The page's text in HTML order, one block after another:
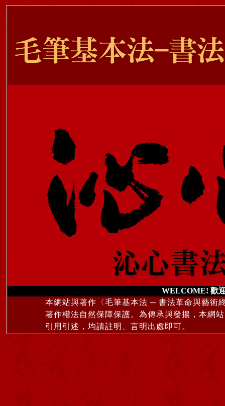
WELCOME! 歡
本網站與著作〈毛筆基本法 ─ 書法革命與藝術
著作權法自然保障保護。為傳承與發揚，本網
引用引述，均請註明、言明出處即可。